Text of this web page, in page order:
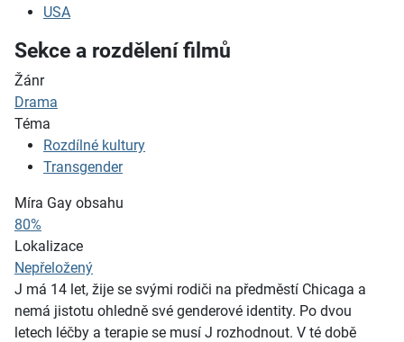
USA
Sekce a rozdělení filmů
Žánr
Drama
Téma
Rozdílné kultury
Transgender
Míra Gay obsahu
80%
Lokalizace
Nepřeložený
J má 14 let, žije se svými rodiči na předměstí Chicaga a
nemá jistotu ohledně své genderové identity. Po dvou
letech léčby a terapie se musí J rozhodnout. V té době